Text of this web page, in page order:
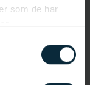
som de har
som